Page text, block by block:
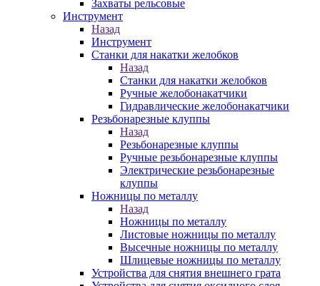
Захваты рельсовые
Инструмент
Назад
Инструмент
Станки для накатки желобков
Назад
Станки для накатки желобков
Ручные желобонакатчики
Гидравлические желобонакатчики
Резьбонарезные клуппы
Назад
Резьбонарезные клуппы
Ручные резьбонарезные клуппы
Электрические резьбонарезные
клуппы
Ножницы по металлу
Назад
Ножницы по металлу
Листовые ножницы по металлу
Высечные ножницы по металлу
Шлицевые ножницы по металлу
Устройства для снятия внешнего грата